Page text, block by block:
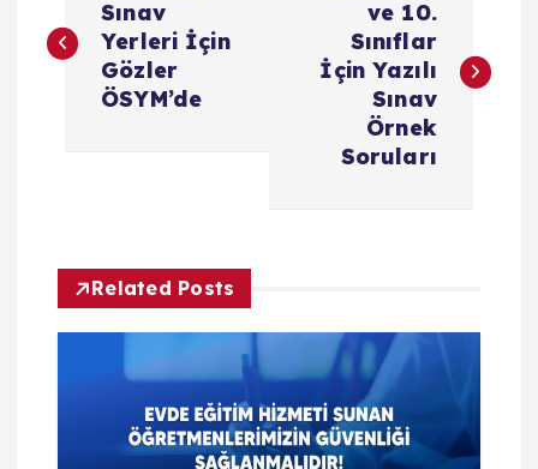
a
z
e
z
n
Sınav
Yerleri İçin
Gözler
ÖSYM’de
ve 10.
Sınıflar
İçin Yazılı
Sınav
Örnek
Soruları
Related Posts